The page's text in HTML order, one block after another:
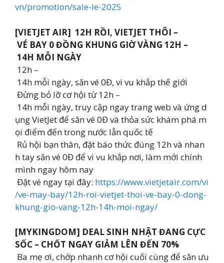
vn/promotion/sale-le-2025
[VIETJET AIR] ️ 12H RỒI, VIETJET THÔI –
VÉ BAY 0 ĐỒNG KHUNG GIỜ VÀNG 12H –
14H MỖI NGÀY
12h –
14h mỗi ngày, săn vé 0Đ, vi vu khắp thế giới ️
Đừng bỏ lỡ cơ hội từ 12h –
14h mỗi ngày, truy cập ngay trang web và ứng d
ụng VietJet để săn vé 0Đ và thỏa sức khám phá m
ọi điểm đến trong nước lẫn quốc tế
️ Rủ hội bạn thân, đặt báo thức đúng 12h và nhan
h tay săn vé 0Đ để vi vu khắp nơi, làm mới chính
mình ngay hôm nay
Đặt vé ngay tại đây: https://www.vietjetair.com/vi
/ve-may-bay/12h-roi-vietjet-thoi-ve-bay-0-dong-
khung-gio-vang-12h-14h-moi-ngay/
[MYKINGDOM] DEAL SINH NHẬT ĐANG CỰC
SỐC – CHỐT NGAY GIẢM LÊN ĐẾN 70%
Ba mẹ ơi, chớp nhanh cơ hội cuối cùng để săn ưu